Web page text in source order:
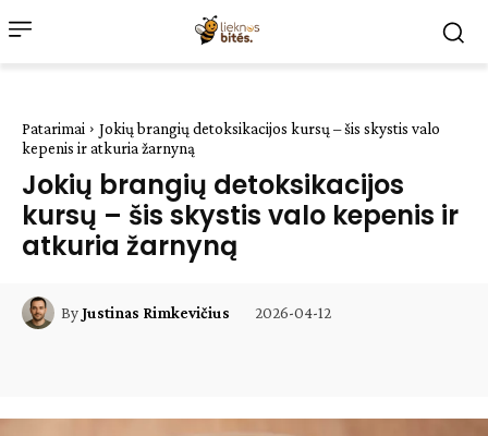
Patarimai
Jokių brangių detoksikacijos kursų – šis skystis valo
kepenis ir atkuria žarnyną
Jokių brangių detoksikacijos
kursų – šis skystis valo kepenis ir
atkuria žarnyną
ByJustinas Rimkevičius 2026-04-12